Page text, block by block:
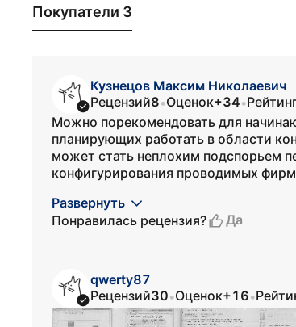
Покупатели 3
Кузнецов Максим Николаевич
Рецензий8•Оценок+34•
Можно порекомендовать для
планирующих работать в области
может стать неплохим подспорьем
конфигурирования проводимых
Развернуть
Понравилась рецензия?
Да
qwerty87
Рецензий30•Оценок+16•